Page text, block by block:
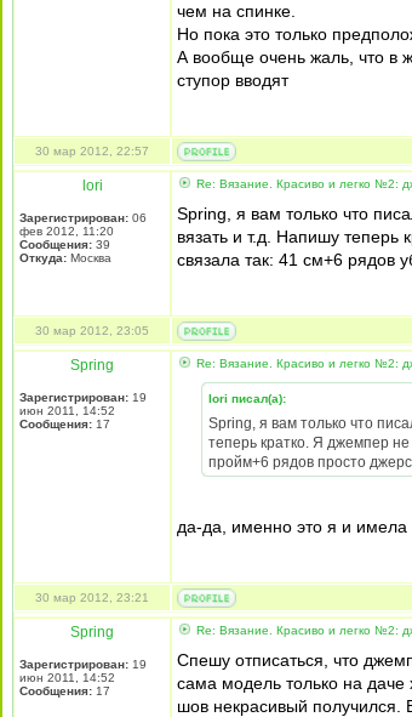
чем на спинке.
Но пока это только
А вообще очень жаль, что в
ступор вводят
30 мар 2012, 22:57
lori
Зарегистрирован: 06
фев 2012, 11:20
Сообщения: 39
Откуда: Москва
Re: Вязание. Красиво и легко №2:
Spring, я вам только что
вязать и т.д. Напишу
связала так: 41 см+6 рядов
30 мар 2012, 23:05
Spring
Зарегистрирован: 19
июн 2011, 14:52
Сообщения: 17
Re: Вязание. Красиво и легко №2:
lori писал(а):
Spring, я вам только что
теперь кратко. Я джемпер
пройм+6 рядов просто
да-да, именно это я и имела
30 мар 2012, 23:21
Spring
Зарегистрирован: 19
июн 2011, 14:52
Сообщения: 17
Re: Вязание. Красиво и легко №2:
Спешу отписаться, что
сама модель только на даче
шов некрасивый получился.